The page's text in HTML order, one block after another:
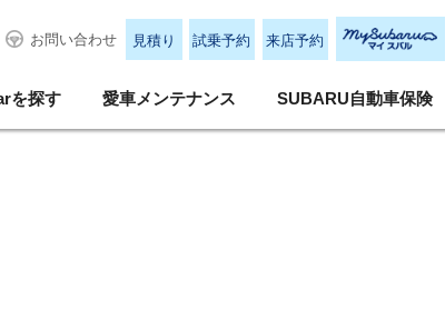
お問い合わせ 見積り 試乗予約 来店予約
を探す 愛車メンテナンス SUBARU自動車保険